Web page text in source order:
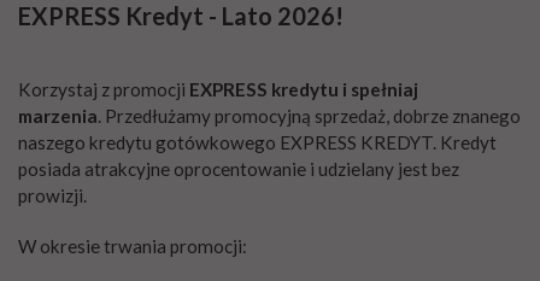
EXPRESS Kredyt - Lato 2026!
Korzystaj z promocji EXPRESS kredytu i spełniaj
marzenia. Przedłużamy promocyjną sprzedaż, dobrze znanego
naszego kredytu gotówkowego EXPRESS KREDYT. Kredyt
posiada atrakcyjne oprocentowanie i udzielany jest bez
prowizji.
W okresie trwania promocji: